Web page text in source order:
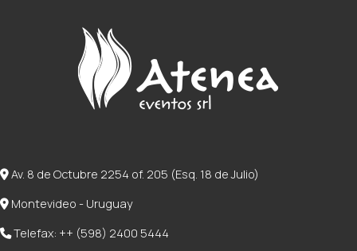
Av. 8 de Octubre 2254 of. 205 (Esq. 18 de Julio)
Montevideo - Uruguay
Telefax: ++ (598) 2400 5444